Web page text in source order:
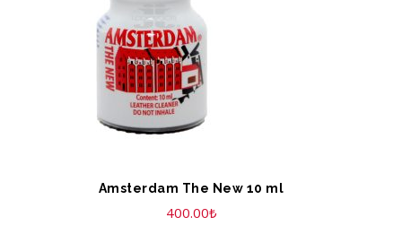
Amsterdam The New 10 ml
400.00₺